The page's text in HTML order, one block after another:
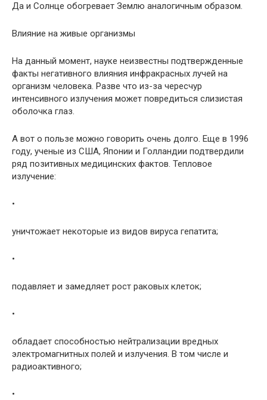
Да и Солнце обогревает Землю аналогичным образом.
Влияние на живые организмы
На данный момент, науке неизвестны подтвержденные
факты негативного влияния инфракрасных лучей на
организм человека. Разве что из-за чересчур
интенсивного излучения может повредиться слизистая
оболочка глаз.
А вот о пользе можно говорить очень долго. Еще в 1996
году, ученые из США, Японии и Голландии подтвердили
ряд позитивных медицинских фактов. Тепловое
излучение:
•
уничтожает некоторые из видов вируса гепатита;
•
подавляет и замедляет рост раковых клеток;
•
обладает способностью нейтрализации вредных
электромагнитных полей и излучения. В том числе и
радиоактивного;
•